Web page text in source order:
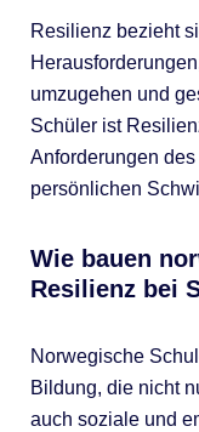
Resilienz bezieht
umzugehen und
Schüler ist
Anforderungen
persönlichen
Wie bauen
Resilienz bei
Norwegische
Bildung, die nicht
auch soziale und